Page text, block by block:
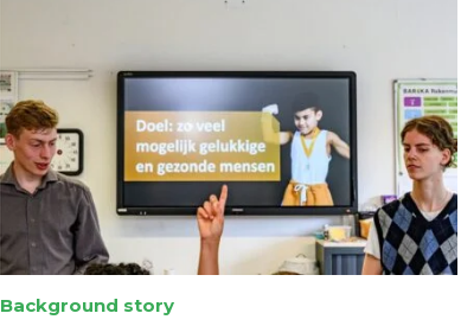
Background story